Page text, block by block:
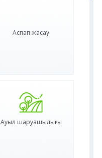
Аспап жасау
Ауыл шаруашылығы